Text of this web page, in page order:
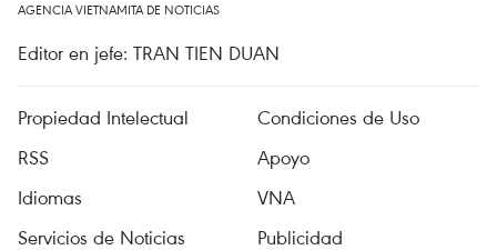
AGENCIA VIETNAMITA DE NOTICIAS
Editor en jefe: TRAN TIEN DUAN
Propiedad Intelectual
Condiciones de Uso
RSS
Apoyo
Idiomas
VNA
Servicios de Noticias
Publicidad